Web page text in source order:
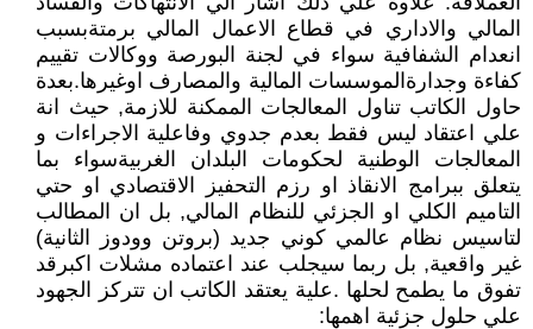
المالي والاداري في قطاع الاعمال المالي برمتةبسبب
انعدام الشفافية سواء في لجنة البورصة ووكالات تقييم
كفاءة وجدارةالموسسات المالية والمصارف اوغيرها.بعدة
حاول الكاتب تناول المعالجات الممكنة للازمة, حيث انة
علي اعتقاد ليس فقط بعدم جدوي وفاعلية الاجراءات و
المعالجات الوطنية لحكومات البلدان الغربيةسواء بما
يتعلق ببرامج الانقاذ او رزم التحفيز الاقتصادي او حتي
التاميم الكلي او الجزئي للنظام المالي, بل ان المطالب
لتاسيس نظام عالمي كوني جديد (بروتن وودوز الثانية)
غير واقعية, بل ربما سيجلب عند اعتماده مشلات اكبرقد
تفوق ما يطمح لحلها .علية يعتقد الكاتب ان تتركز الجهود
علي حلول جزئية اهمها: